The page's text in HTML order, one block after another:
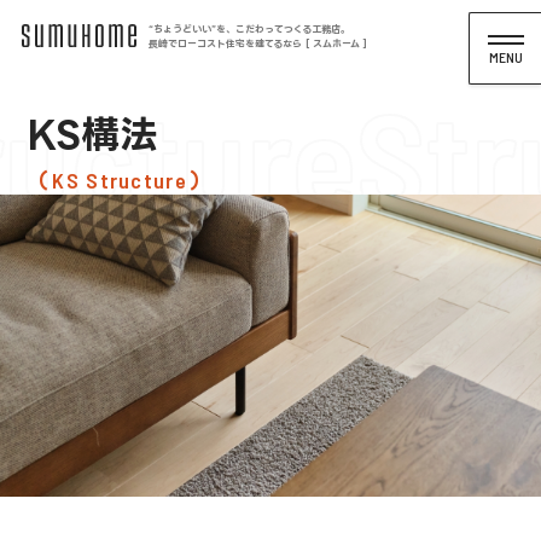
“ちょうどいい”を、こだわってつくる工務店。
長崎でローコスト住宅を建てるなら [ スムホーム ]
KS構法
KS Structure